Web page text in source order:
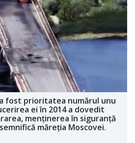
fost prioritatea numărul unu
ei în 2014 a dovedit
menținerea în siguranță
măreția Moscovei.